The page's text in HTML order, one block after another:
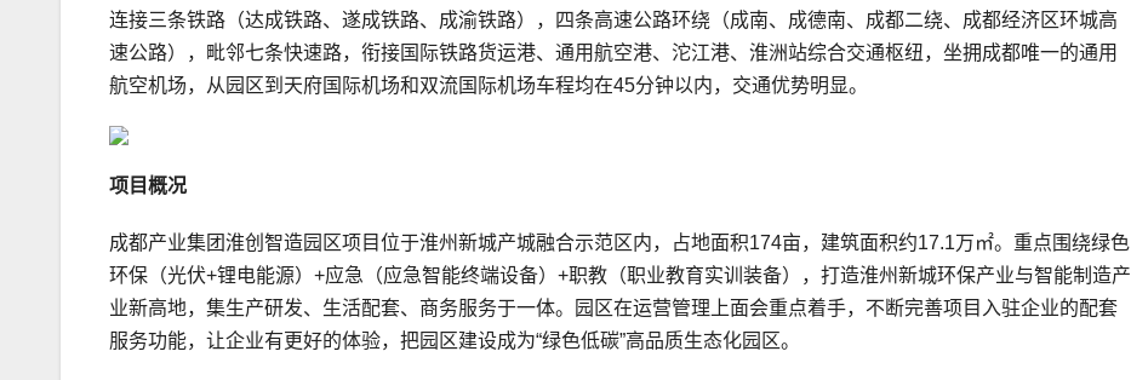
连接三条铁路（达成铁路、遂成铁路、成渝铁路），四条高速公路环绕（成南、成德南、成都二绕、成都经济区环城高
速公路），毗邻七条快速路，衔接国际铁路货运港、通用航空港、沱江港、淮洲站综合交通枢纽，坐拥成都唯一的通用
航空机场，从园区到天府国际机场和双流国际机场车程均在45分钟以内，交通优势明显。
项目概况
成都产业集团淮创智造园区项目位于淮州新城产城融合示范区内，占地面积174亩，建筑面积约17.1万㎡。重点围绕绿色
环保（光伏+锂电能源）+应急（应急智能终端设备）+职教（职业教育实训装备），打造淮州新城环保产业与智能制造产
业新高地，集生产研发、生活配套、商务服务于一体。园区在运营管理上面会重点着手，不断完善项目入驻企业的配套
服务功能，让企业有更好的体验，把园区建设成为“绿色低碳”高品质生态化园区。